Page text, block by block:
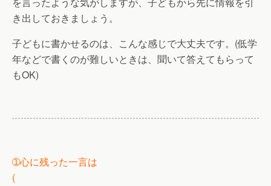
き出しておきましょう。
子どもに書かせるのは、こんな感じで大丈夫です。(低学
年などで書くのが難しいときは、聞いて答えてもらって
もOK)
➀心に残った一言は
(